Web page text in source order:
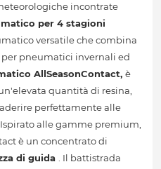
incontrate
per 4 stagioni
versatile che combina
pneumatici invernali ed
AllSeasonContact, è
quantità di resina,
perfettamente alle
alle gamme premium,
è un concentrato di
di guida . Il battistrada